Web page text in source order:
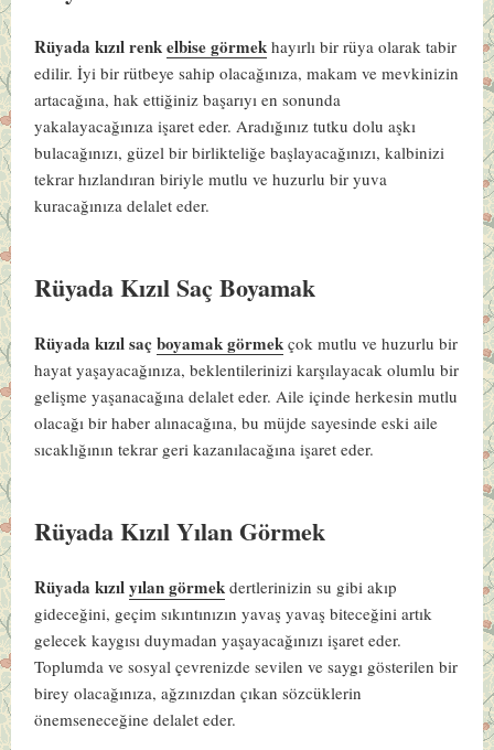
Rüyada kızıl renkelbise görmek hayırlı bir rüya olarak tabir
edilir. İyi bir rütbeye sahip olacağınıza, makam ve mevkinizin
artacağına, hak ettiğiniz başarıyı en sonunda
yakalayacağınıza işaret eder. Aradığınız tutku dolu aşkı
bulacağınızı, güzel bir birlikteliğe başlayacağınızı, kalbinizi
tekrar hızlandıran biriyle mutlu ve huzurlu bir yuva
kuracağınıza delalet eder.
Rüyada Kızıl Saç Boyamak
Rüyada kızıl saçboyamak görmek çok mutlu ve huzurlu bir
hayat yaşayacağınıza, beklentilerinizi karşılayacak olumlu bir
gelişme yaşanacağına delalet eder. Aile içinde herkesin mutlu
olacağı bir haber alınacağına, bu müjde sayesinde eski aile
sıcaklığının tekrar geri kazanılacağına işaret eder.
Rüyada Kızıl Yılan Görmek
Rüyada kızılyılan görmek dertlerinizin su gibi akıp
gideceğini, geçim sıkıntınızın yavaş yavaş biteceğini artık
gelecek kaygısı duymadan yaşayacağınızı işaret eder.
Toplumda ve sosyal çevrenizde sevilen ve saygı gösterilen bir
birey olacağınıza, ağzınızdan çıkan sözcüklerin
önemseneceğine delalet eder.